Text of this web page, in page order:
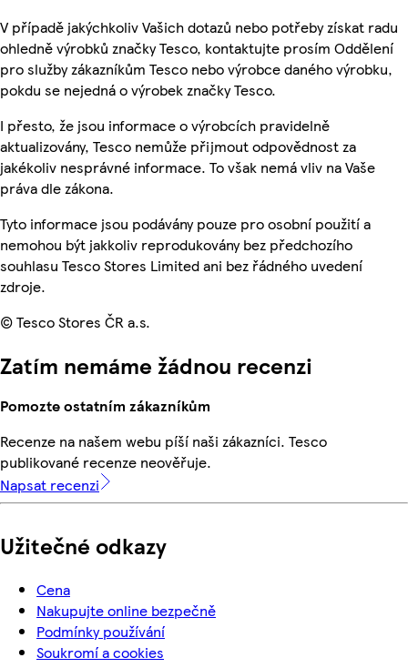
V případě jakýchkoliv Vašich dotazů nebo potřeby získat radu
ohledně výrobků značky Tesco, kontaktujte prosím Oddělení
pro služby zákazníkům Tesco nebo výrobce daného výrobku,
pokdu se nejedná o výrobek značky Tesco.
I přesto, že jsou informace o výrobcích pravidelně
aktualizovány, Tesco nemůže přijmout odpovědnost za
jakékoliv nesprávné informace. To však nemá vliv na Vaše
práva dle zákona.
Tyto informace jsou podávány pouze pro osobní použití a
nemohou být jakkoliv reprodukovány bez předchozího
souhlasu Tesco Stores Limited ani bez řádného uvedení
zdroje.
© Tesco Stores ČR a.s.
Zatím nemáme žádnou recenzi
Pomozte ostatním zákazníkům
Recenze na našem webu píší naši zákazníci. Tesco
publikované recenze neověřuje.
Napsat recenzi
Užitečné odkazy
Cena
Nakupujte online bezpečně
Podmínky používání
Soukromí a cookies